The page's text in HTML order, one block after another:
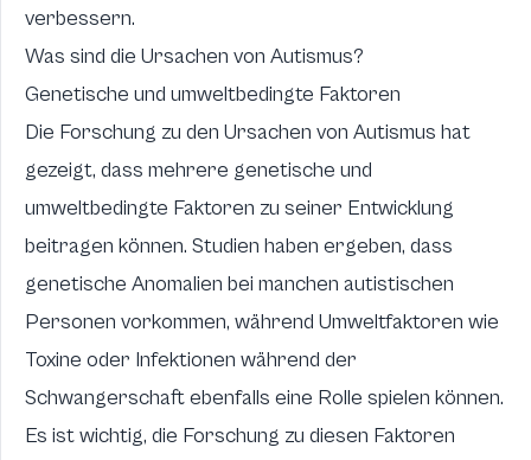
verbessern.
Was sind die Ursachen von Autismus?
Genetische und umweltbedingte Faktoren
Die Forschung zu den Ursachen von Autismus hat
gezeigt, dass mehrere genetische und
umweltbedingte Faktoren zu seiner Entwicklung
beitragen können. Studien haben ergeben, dass
genetische Anomalien bei manchen autistischen
Personen vorkommen, während Umweltfaktoren wie
Toxine oder Infektionen während der
Schwangerschaft ebenfalls eine Rolle spielen können.
Es ist wichtig, die Forschung zu diesen Faktoren